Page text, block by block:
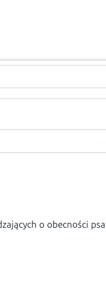
o obecności psa